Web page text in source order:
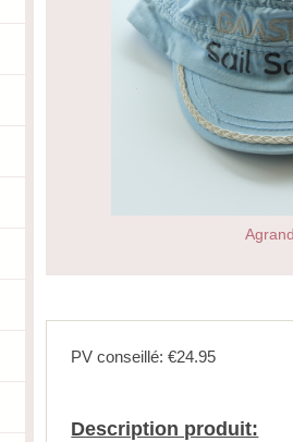
PV conseillé: €24.95
Description produit: